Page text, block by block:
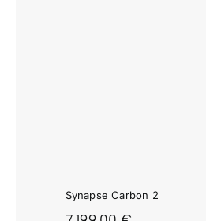
Synapse Carbon 2